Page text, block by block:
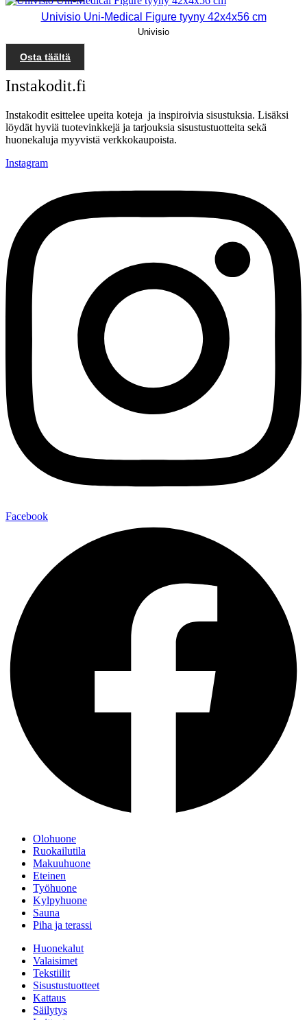
Univisio Uni-Medical Figure tyyny 42x4x56 cm
Univisio
Osta täältä
Instakodit.fi
Instakodit esittelee upeita koteja ja inspiroivia sisustuksia. Lisäksi
löydät hyviä tuotevinkkejä ja tarjouksia sisustustuotteita sekä
huonekaluja myyvistä verkkokaupoista.
Instagram
Facebook
Olohuone
Ruokailutila
Makuuhuone
Eteinen
Työhuone
Kylpyhuone
Sauna
Piha ja terassi
Huonekalut
Valaisimet
Tekstiilit
Sisustustuotteet
Kattaus
Säilytys